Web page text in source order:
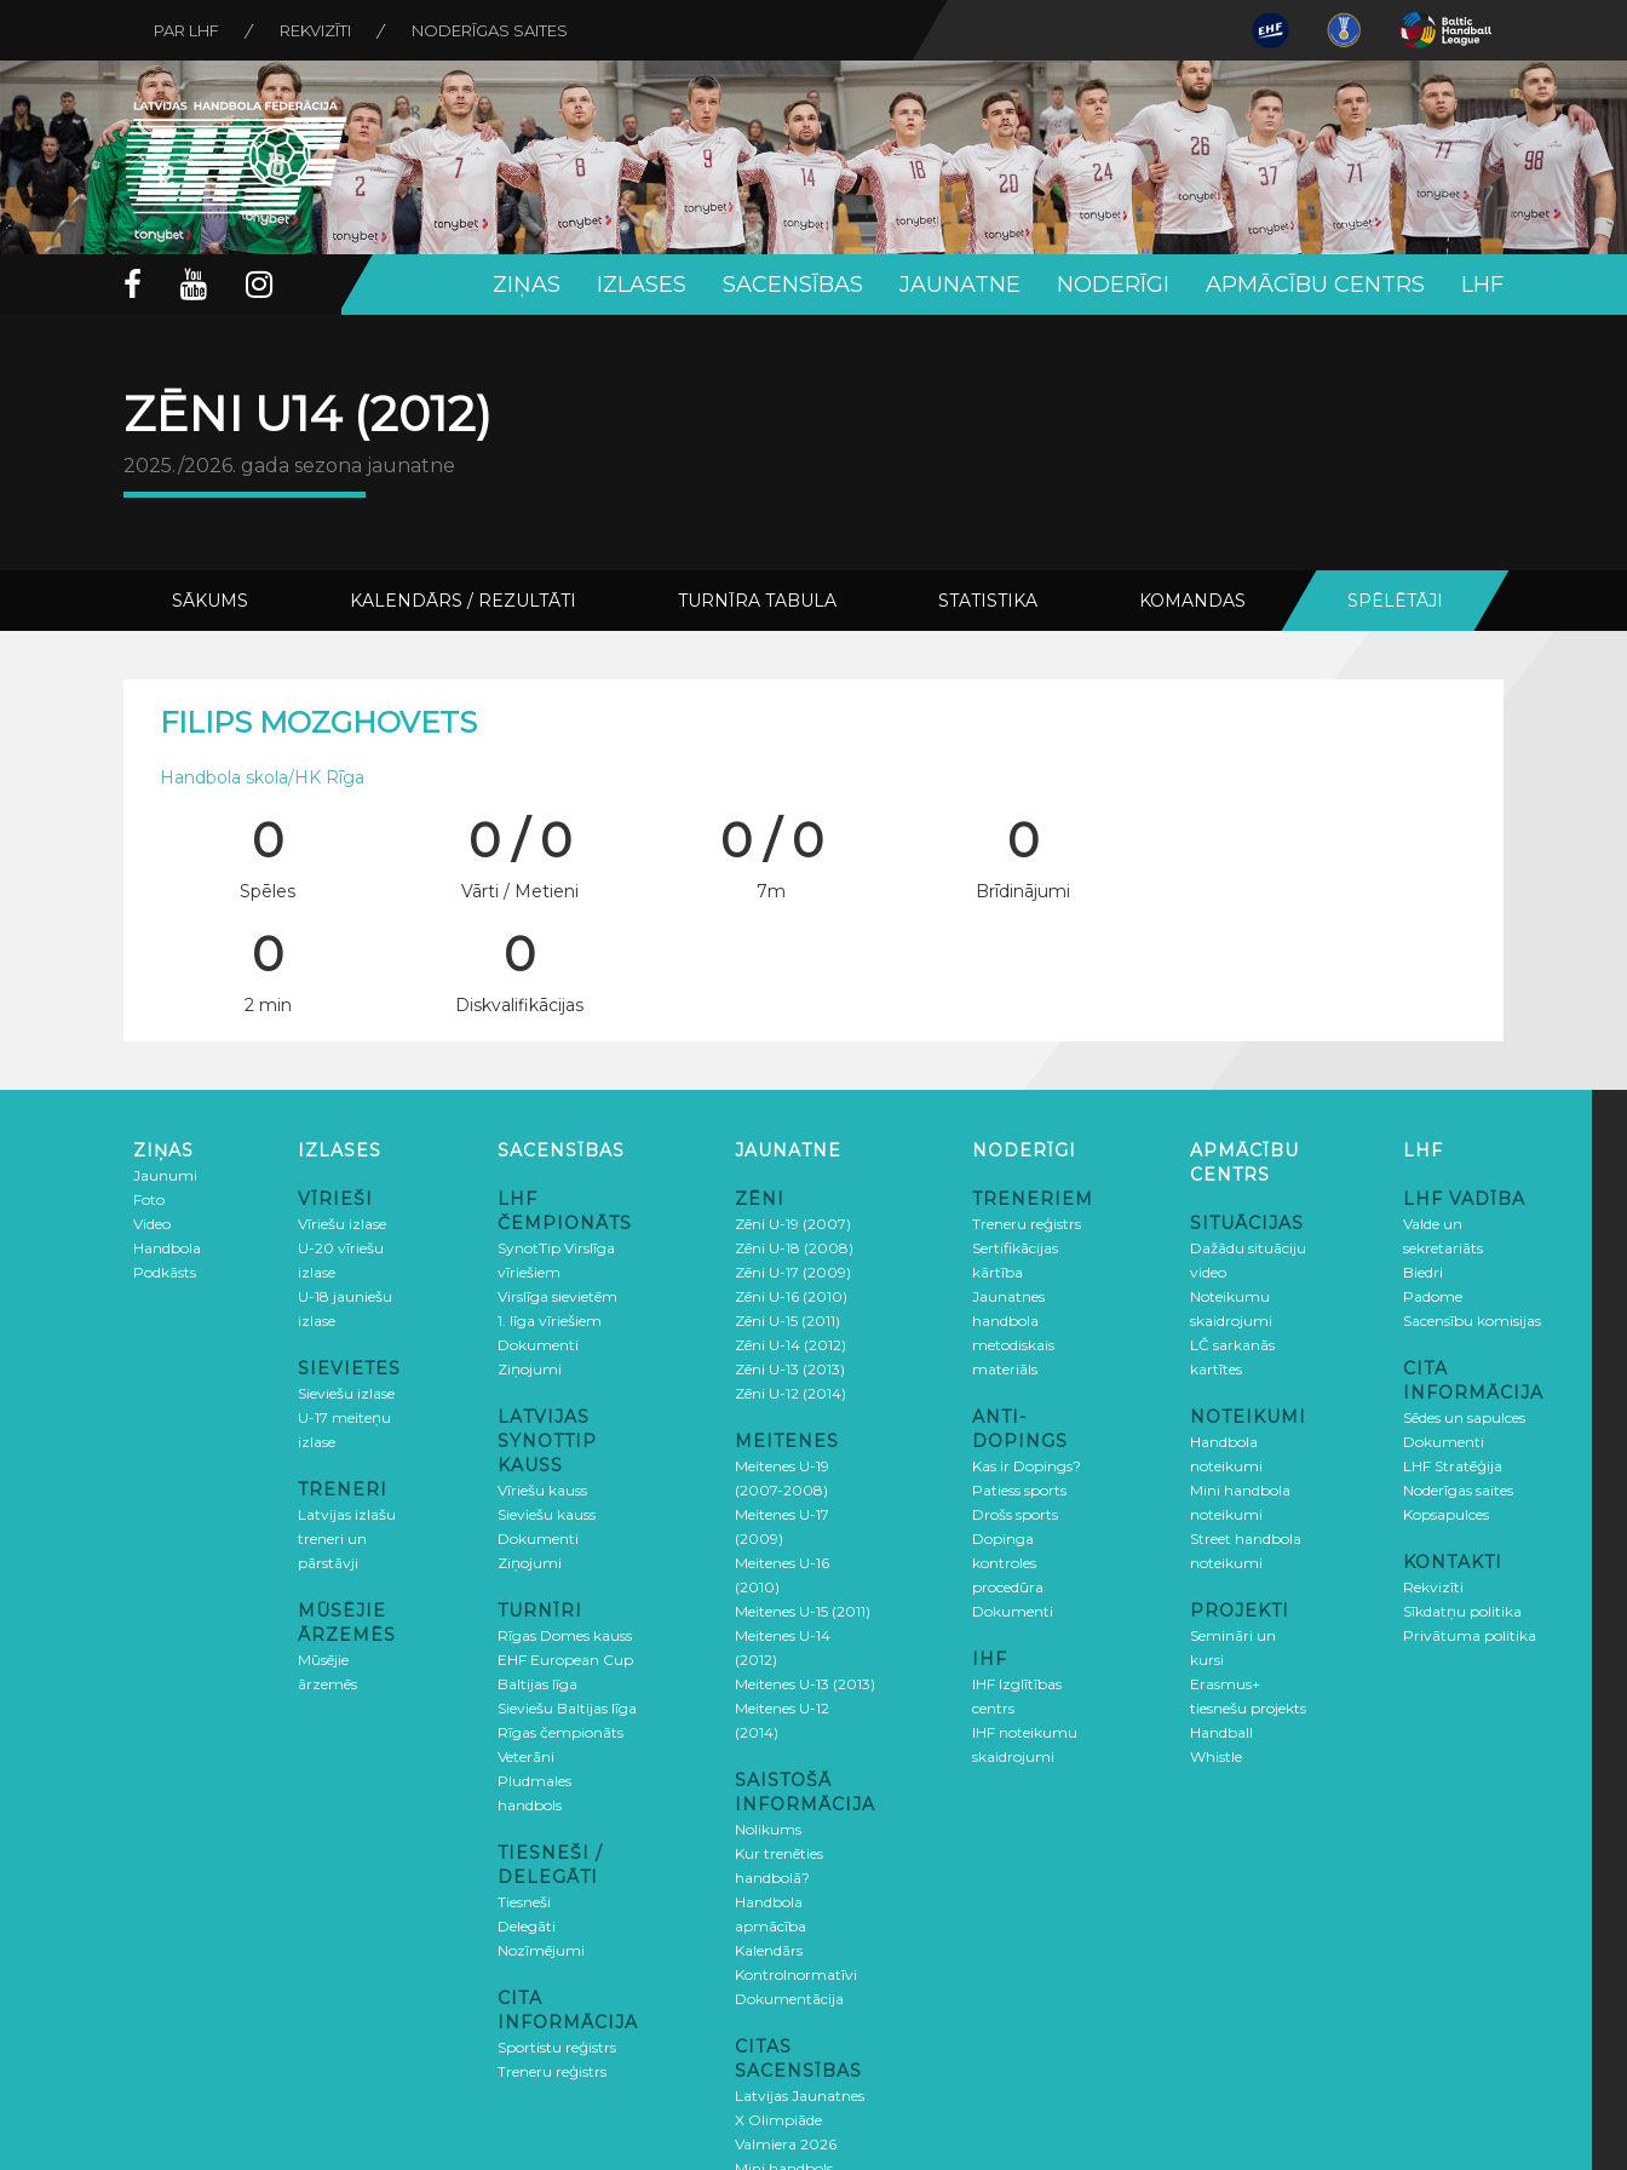
PAR LHF REKVIZĪTI NODERĪGAS SAITES
ZIŅAS IZLASES SACENSĪBAS JAUNATNE NODERĪGI APMĀCĪBU CENTRS LHF
ZĒNI U14 (2012)
2025./2026. gada sezona jaunatne
SĀKUMS KALENDĀRS / REZULTĀTI TURNĪRA TABULA STATISTIKA KOMANDAS SPĒLĒTĀJI
FILIPS MOZGHOVETS
Handbola skola/HK Rīga
0
Spēles
0 / 0
Vārti / Metieni
0 / 0
7m
0
Brīdinājumi
0
2 min
0
Diskvalifikācijas
ZIŅAS
Jaunumi
Foto
Video
Handbola
Podkāsts
IZLASES
VĪRIEŠI
Vīriešu izlase
U-20 vīriešu
izlase
U-18 jauniešu
izlase
SIEVIETES
Sieviešu izlase
U-17 meiteņu
izlase
TRENERI
Latvijas izlašu
treneri un
pārstāvji
MŪSĒJIE
ĀRZEMĒS
Mūsējie
ārzemēs
SACENSĪBAS
LHF
ČEMPIONĀTS
SynotTip Virslīga
vīriešiem
Virslīga sievietēm
1. līga vīriešiem
Dokumenti
Ziņojumi
LATVIJAS
SYNOTTIP
KAUSS
Vīriešu kauss
Sieviešu kauss
Dokumenti
Ziņojumi
TURNĪRI
Rīgas Domes kauss
EHF European Cup
Baltijas līga
Sieviešu Baltijas līga
Rīgas čempionāts
Veterāni
Pludmales
handbols
TIESNEŠI /
DELEGĀTI
Tiesneši
Delegāti
Nozīmējumi
CITA
INFORMĀCIJA
Sportistu reģistrs
Treneru reģistrs
JAUNATNE
ZĒNI
Zēni U-19 (2007)
Zēni U-18 (2008)
Zēni U-17 (2009)
Zēni U-16 (2010)
Zēni U-15 (2011)
Zēni U-14 (2012)
Zēni U-13 (2013)
Zēni U-12 (2014)
MEITENES
Meitenes U-19
(2007-2008)
Meitenes U-17
(2009)
Meitenes U-16
(2010)
Meitenes U-15 (2011)
Meitenes U-14
(2012)
Meitenes U-13 (2013)
Meitenes U-12
(2014)
SAISTOŠĀ
INFORMĀCIJA
Nolikums
Kur trenēties
handbolā?
Handbola
apmācība
Kalendārs
Kontrolnormatīvi
Dokumentācija
CITAS
SACENSĪBAS
Latvijas Jaunatnes
X Olimpiāde
Valmiera 2026
NODERĪGI
TRENERIEM
Treneru reģistrs
Sertifikācijas
kārtība
Jaunatnes
handbola
metodiskais
materiāls
ANTI-
DOPINGS
Kas ir Dopings?
Patiess sports
Drošs sports
Dopinga
kontroles
procedūra
Dokumenti
IHF
IHF Izglītības
centrs
IHF noteikumu
skaidrojumi
APMĀCĪBU
CENTRS
SITUĀCIJAS
Dažādu situāciju
video
Noteikumu
skaidrojumi
LČ sarkanās
kartītes
NOTEIKUMI
Handbola
noteikumi
Mini handbola
noteikumi
Street handbola
noteikumi
PROJEKTI
Semināri un
kursi
Erasmus+
tiesnešu projekts
Handball
Whistle
LHF
LHF VADĪBA
Valde un
sekretariāts
Biedri
Padome
Sacensību komisijas
CITA
INFORMĀCIJA
Sēdes un sapulces
Dokumenti
LHF Stratēģija
Noderīgas saites
Kopsapulces
KONTAKTI
Rekvizīti
Sīkdatņu politika
Privātuma politika